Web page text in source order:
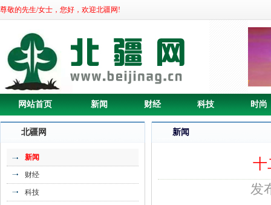
尊敬的先生/女士，您好，欢迎北疆网!
网站首页 新闻 财经 科技 时尚
北疆网
新闻
财经
科技
化转》
新闻
十
发